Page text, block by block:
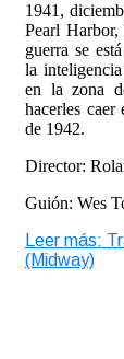
1941,
Pearl
guerra se
la
en la zona
hacerles
de 1942.
Director:
Guión: Wes
Leer más:
(Midway)